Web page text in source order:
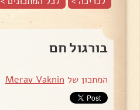
בורגול חם
המתכון של Merav Vaknin